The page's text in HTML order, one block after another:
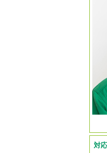
対